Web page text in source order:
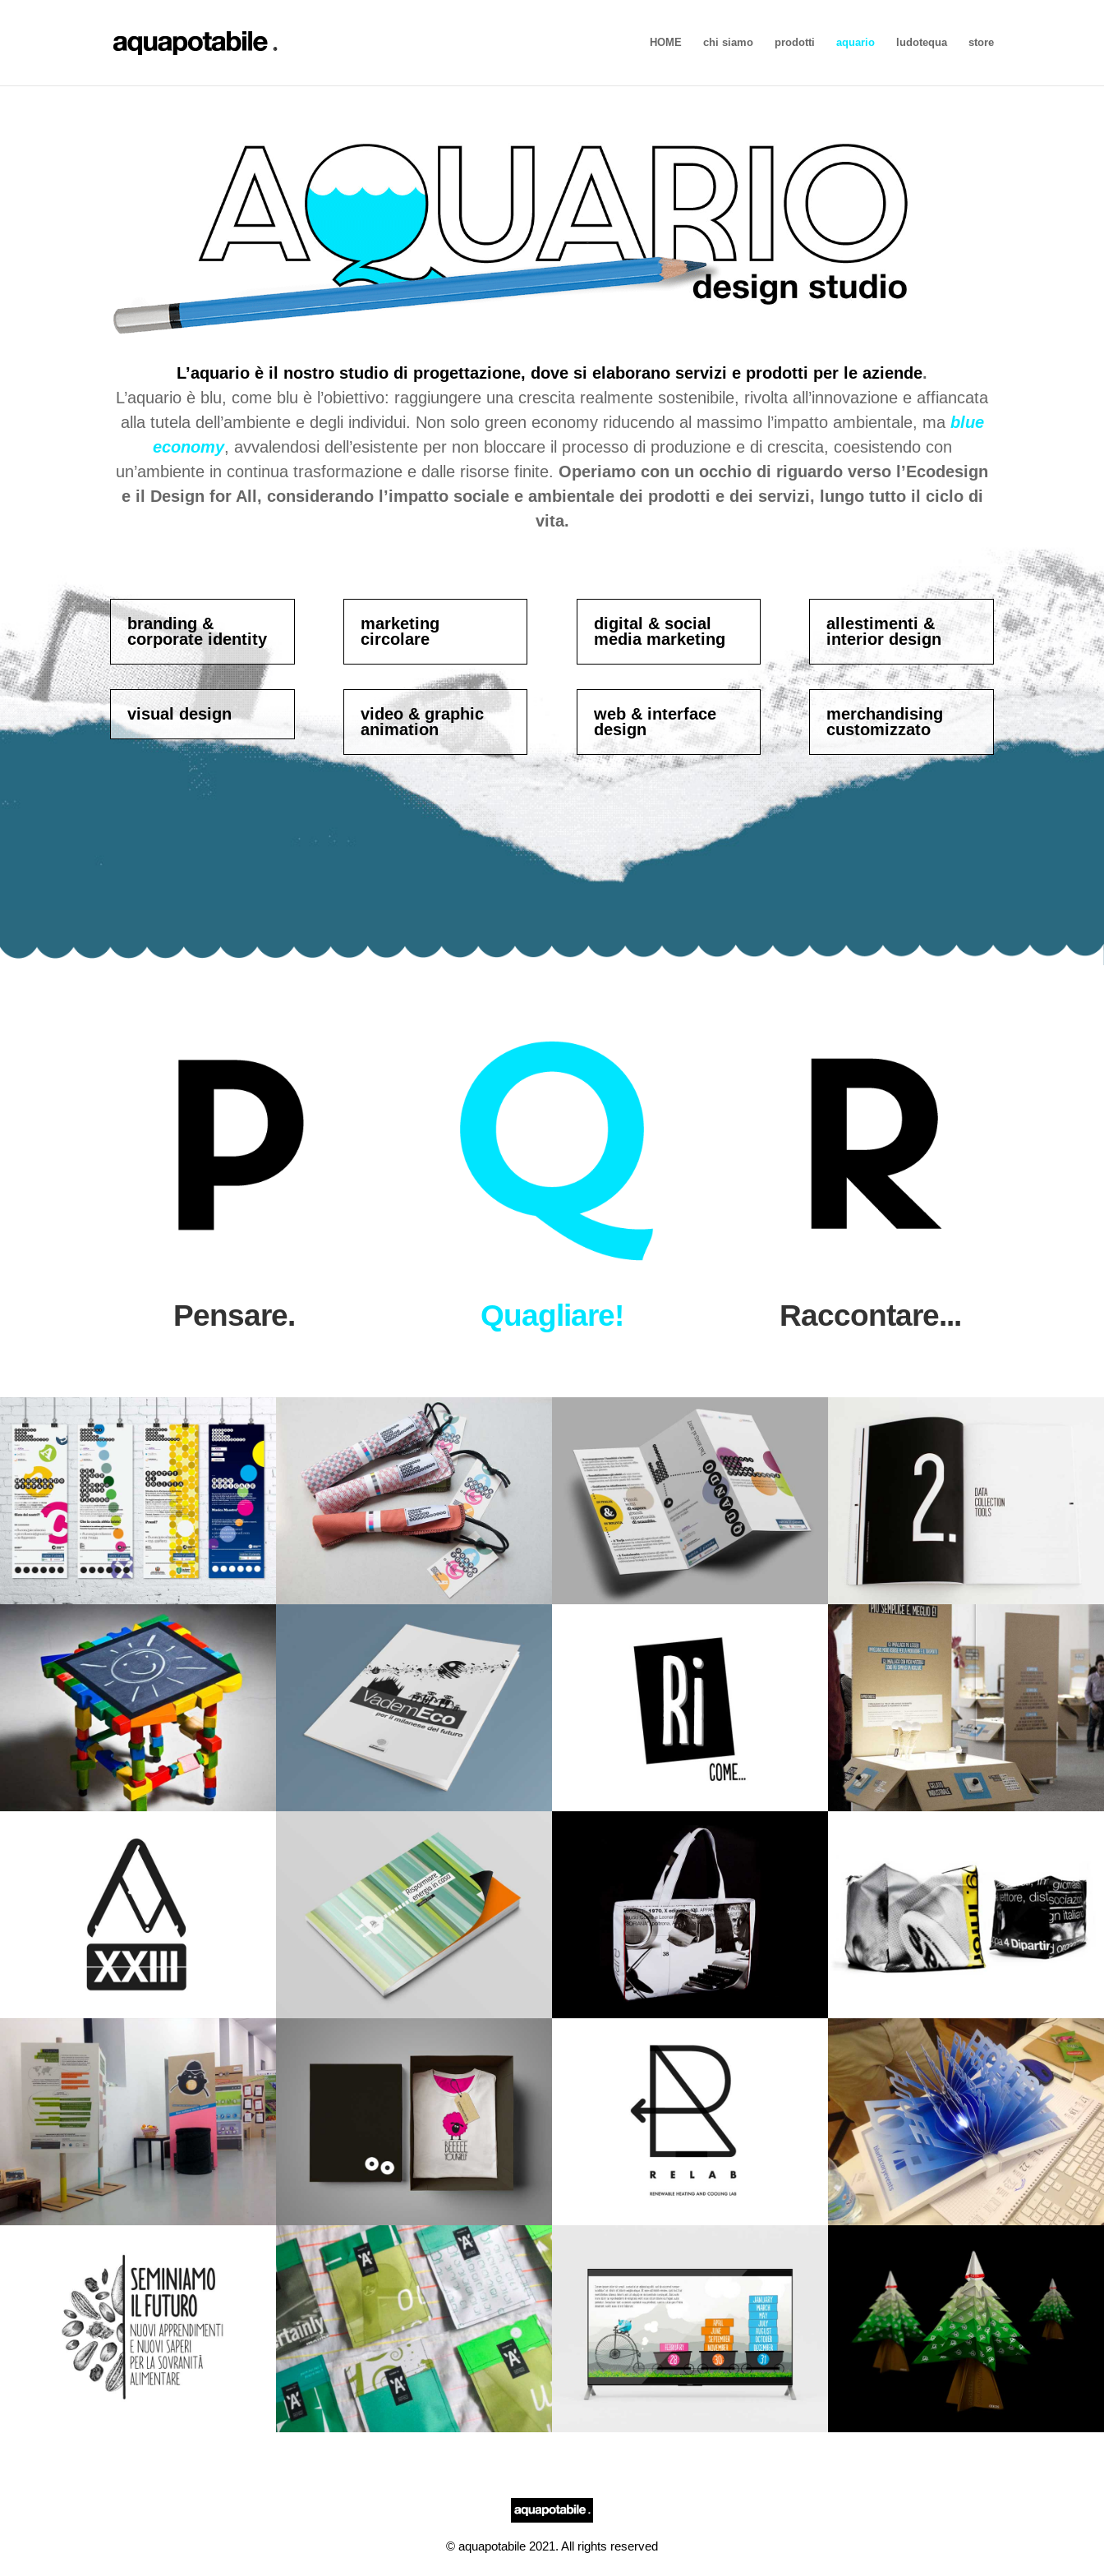
HOME chi siamo prodotti aquario ludotequa store
L’aquario è il nostro studio di progettazione, dove si elaborano servizi e prodotti per le aziende.
L’aquario è blu, come blu è l’obiettivo: raggiungere una crescita realmente sostenibile, rivolta all’innovazione e affiancata
alla tutela dell’ambiente e degli individui. Non solo green economy riducendo al massimo l’impatto ambientale, ma blue
economy, avvalendosi dell’esistente per non bloccare il processo di produzione e di crescita, coesistendo con
un’ambiente in continua trasformazione e dalle risorse finite. Operiamo con un occhio di riguardo verso l’Ecodesign
e il Design for All, considerando l’impatto sociale e ambientale dei prodotti e dei servizi, lungo tutto il ciclo di
vita.
branding &
corporate identity
visual design
marketing
circolare
video & graphic
animation
digital & social
media marketing
web & interface
design
allestimenti &
interior design
merchandising
customizzato
Pensare. Quagliare! Raccontare...
© aquapotabile 2021. All rights reserved